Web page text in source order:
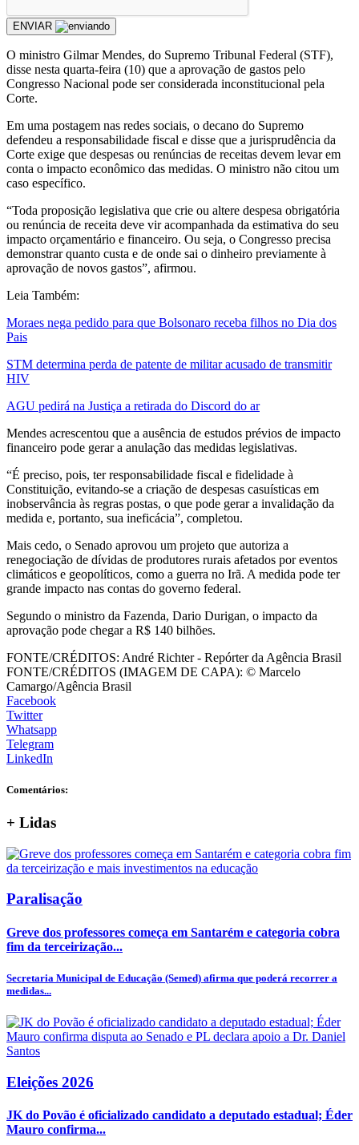
ENVIAR
O ministro Gilmar Mendes, do Supremo Tribunal Federal (STF),
disse nesta quarta-feira (10) que a aprovação de gastos pelo
Congresso Nacional pode ser considerada inconstitucional pela
Corte.
Em uma postagem nas redes sociais, o decano do Supremo
defendeu a responsabilidade fiscal e disse que a jurisprudência da
Corte exige que despesas ou renúncias de receitas devem levar em
conta o impacto econômico das medidas. O ministro não citou um
caso específico.
“Toda proposição legislativa que crie ou altere despesa obrigatória
ou renúncia de receita deve vir acompanhada da estimativa do seu
impacto orçamentário e financeiro. Ou seja, o Congresso precisa
demonstrar quanto custa e de onde sai o dinheiro previamente à
aprovação de novos gastos”, afirmou.
Leia Também:
Moraes nega pedido para que Bolsonaro receba filhos no Dia dos
Pais
STM determina perda de patente de militar acusado de transmitir
HIV
AGU pedirá na Justiça a retirada do Discord do ar
Mendes acrescentou que a ausência de estudos prévios de impacto
financeiro pode gerar a anulação das medidas legislativas.
“É preciso, pois, ter responsabilidade fiscal e fidelidade à
Constituição, evitando-se a criação de despesas casuísticas em
inobservância às regras postas, o que pode gerar a invalidação da
medida e, portanto, sua ineficácia”, completou.
Mais cedo, o Senado aprovou um projeto que autoriza a
renegociação de dívidas de produtores rurais afetados por eventos
climáticos e geopolíticos, como a guerra no Irã. A medida pode ter
grande impacto nas contas do governo federal.
Segundo o ministro da Fazenda, Dario Durigan, o impacto da
aprovação pode chegar a R$ 140 bilhões.
FONTE/CRÉDITOS: André Richter - Repórter da Agência Brasil
FONTE/CRÉDITOS (IMAGEM DE CAPA): © Marcelo
Camargo/Agência Brasil
Facebook
Twitter
Whatsapp
Telegram
LinkedIn
Comentários:
+ Lidas
Paralisação
Greve dos professores começa em Santarém e categoria cobra
fim da terceirização...
Secretaria Municipal de Educação (Semed) afirma que poderá recorrer a
medidas...
Eleições 2026
JK do Povão é oficializado candidato a deputado estadual; Éder
Mauro confirma...